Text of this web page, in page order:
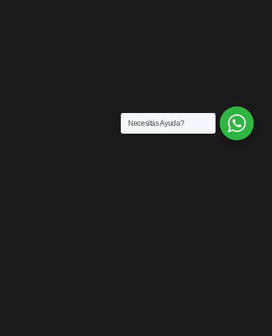
Necesitas Ayuda?